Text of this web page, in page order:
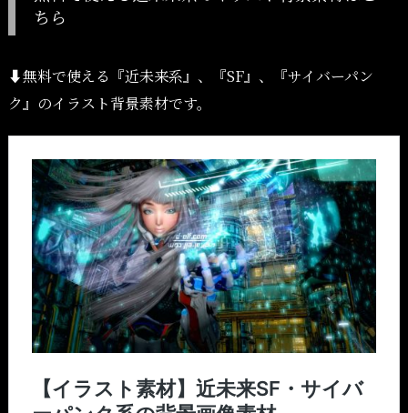
ちら
⬇︎無料で使える『近未来系』、『SF』、『サイバーパン
ク』のイラスト背景素材です。